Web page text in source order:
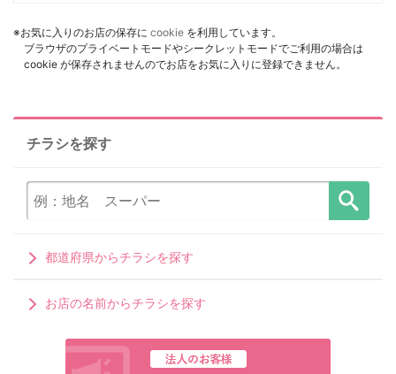
※お気に入りのお店の保存に cookie を利用しています。
ブラウザのプライベートモードやシークレットモードでご利用の場合は
cookie が保存されませんのでお店をお気に入りに登録できません。
チラシを探す
都道府県からチラシを探す
お店の名前からチラシを探す